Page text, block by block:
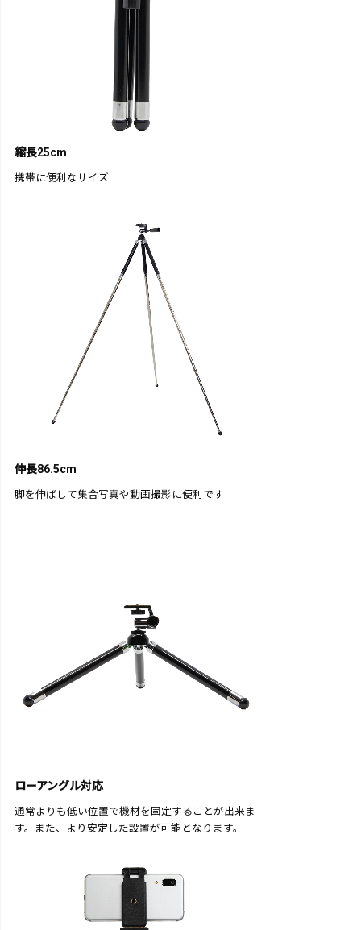
縮長25cm
携帯に便利なサイズ
伸長86.5cm
脚を伸ばして集合写真や動画撮影に便利です
ローアングル対応
通常よりも低い位置で機材を固定することが出来ま
す。また、より安定した設置が可能となります。